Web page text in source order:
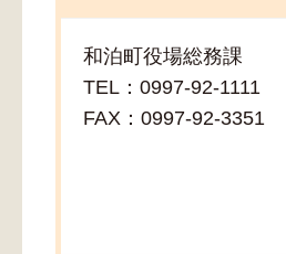
和泊町役場総務課
TEL：0997-92-1111
FAX：0997-92-3351